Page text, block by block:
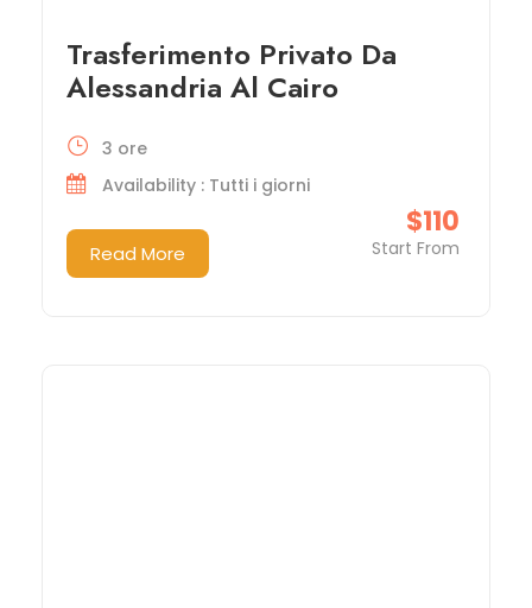
Trasferimento Privato Da
Alessandria Al Cairo
$110
Start From
3 ore
Availability : Tutti i giorni
Read More